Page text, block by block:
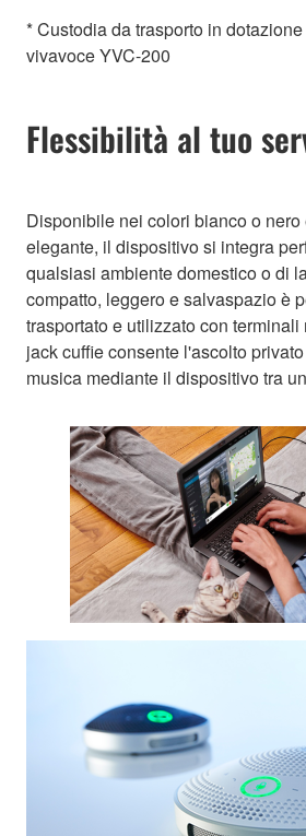
* Custodia da trasporto in
vivavoce YVC-200
Flessibilità al tuo
Disponibile nei colori bianco o nero
elegante, il dispositivo si integra
qualsiasi ambiente domestico o di
compatto, leggero e salvaspazio è
trasportato e utilizzato con
jack cuffie consente l'ascolto
musica mediante il dispositivo tra